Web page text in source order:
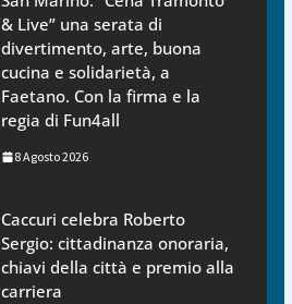
& Live” una serata di
divertimento, arte, buona
cucina e solidarietà, a
Faetano. Con la firma e la
regia di Fun4all
8 Agosto 2026
Caccuri celebra Roberto
Sergio: cittadinanza onoraria,
chiavi della città e premio alla
carriera